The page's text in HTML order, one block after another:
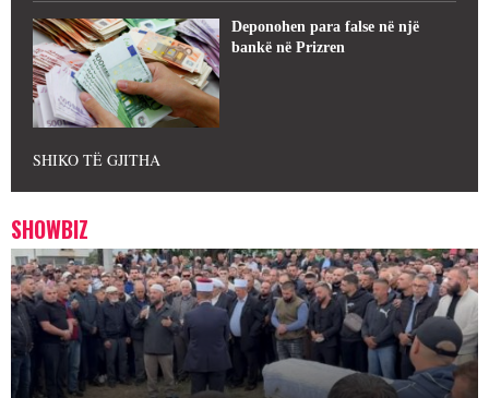
Deponohen para false në një
bankë në Prizren
SHIKO TË GJITHA
SHOWBIZ